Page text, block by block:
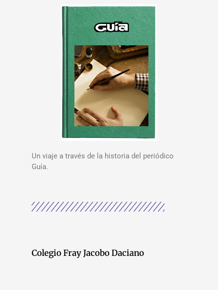
Un viaje a través de la historia del periódico
Guía.
Colegio Fray Jacobo Daciano